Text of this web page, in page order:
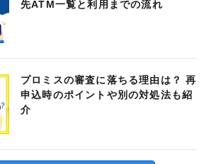
先ATM一覧と利用までの流れ
プロミスの審査に落ちる理由は？ 再
申込時のポイントや別の対処法も紹
介